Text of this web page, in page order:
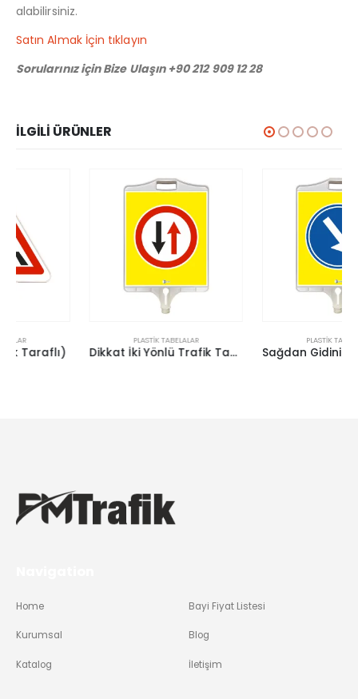
alabilirsiniz.
Satın Almak İçin tıklayın
Sorularınız için Bize Ulaşın +90 212 909 12 28
İLGILI ÜRÜNLER
Dikkat İki Yönlü Trafik Tabelası Sağdan Gidiniz Tabelası (Tek Taraflı)
Home
Kurumsal
Katalog
Bayi Fiyat Listesi
Blog
İletişim